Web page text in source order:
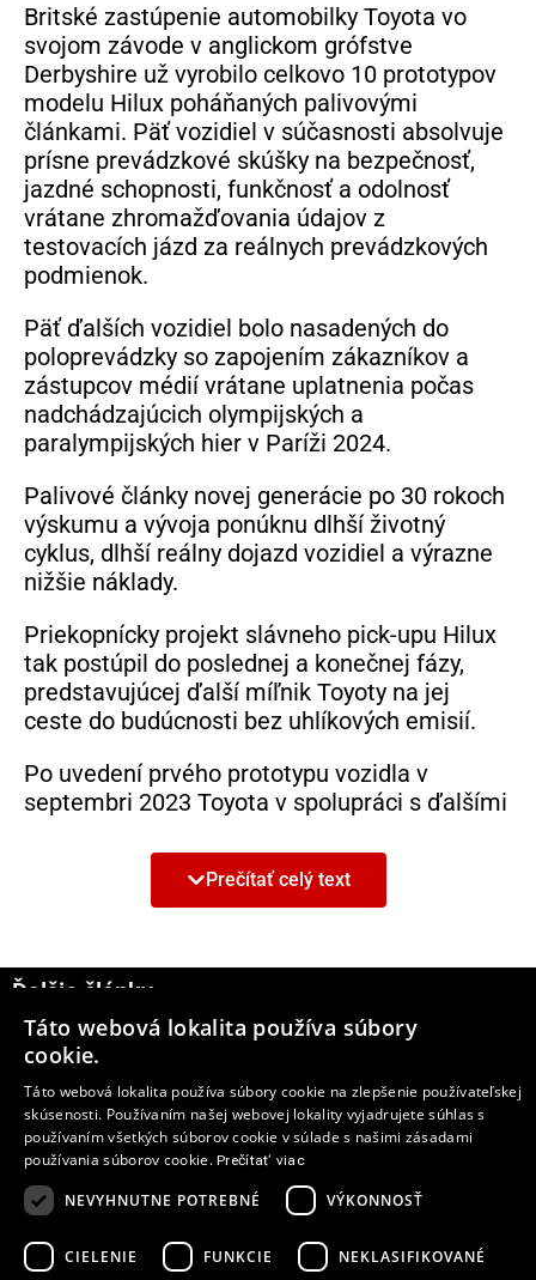
Britské zastúpenie automobilky Toyota vo
svojom závode v anglickom grófstve
Derbyshire už vyrobilo celkovo 10 prototypov
modelu Hilux poháňaných palivovými
článkami. Päť vozidiel v súčasnosti absolvuje
prísne prevádzkové skúšky na bezpečnosť,
jazdné schopnosti, funkčnosť a odolnosť
vrátane zhromažďovania údajov z
testovacích jázd za reálnych prevádzkových
podmienok.
Päť ďalších vozidiel bolo nasadených do
poloprevádzky so zapojením zákazníkov a
zástupcov médií vrátane uplatnenia počas
nadchádzajúcich olympijských a
paralympijských hier v Paríži 2024.
Palivové články novej generácie po 30 rokoch
výskumu a vývoja ponúknu dlhší životný
cyklus, dlhší reálny dojazd vozidiel a výrazne
nižšie náklady.
Priekopnícky projekt slávneho pick-upu Hilux
tak postúpil do poslednej a konečnej fázy,
predstavujúcej ďalší míľnik Toyoty na jej
ceste do budúcnosti bez uhlíkových emisií.
Po uvedení prvého prototypu vozidla v
septembri 2023 Toyota v spolupráci s ďalšími
britskej vlády dospela do fázy intenzívneho
vyhodnocovania a poloprevádzkového
nasadenia prototypov.
Európa má byť jedným z najväčších
trhov s vodíkom
Toyota presadzuje široký multi-technologický
prístup k uhlíkovej neutralite s využitím
rôznorodých riešení pohonu – hybridného
elektrického, plug-in hybridného, batériového
elektrického, palivových článkov a e-palív.
Podľa predpokladov Toyoty bude Európa do
Prečítať celý text
Ďalšie články
Táto webová lokalita používa súbory
cookie.
Táto webová lokalita používa súbory cookie na zlepšenie používateľskej
skúsenosti. Používaním našej webovej lokality vyjadrujete súhlas s
používaním všetkých súborov cookie v súlade s našimi zásadami
používania súborov cookie.Prečítať viac
NEVYHNUTNE POTREBNÉ VÝKONNOSŤ
CIELENIE FUNKCIE NEKLASIFIKOVANÉ